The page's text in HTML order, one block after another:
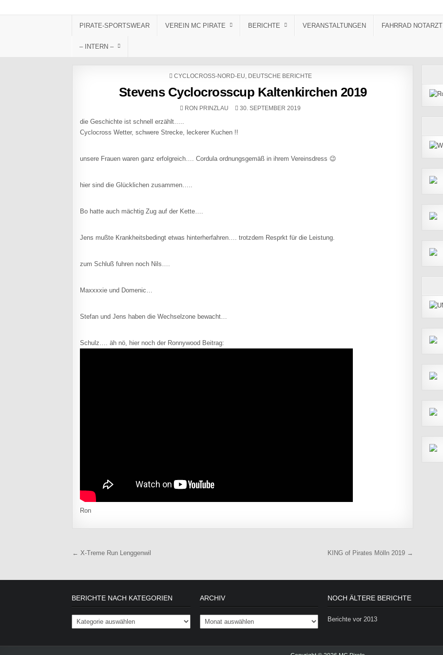
PIRATE-SPORTSWEAR VEREIN MC PIRATE BERICHTE VERANSTALTUNGEN FAHRRAD NOTARZT
– INTERN –
POSTED IN
CYCLOCROSS-NORD-EU, DEUTSCHE BERICHTE
Stevens Cyclocrosscup Kaltenkirchen 2019
AUTHOR:
RON PRINZLAU PUBLISHED DATE:
30. SEPTEMBER 2019
die Geschichte ist schnell erzählt…..
Cyclocross Wetter, schwere Strecke, leckerer Kuchen !!
unsere Frauen waren ganz erfolgreich…. Cordula ordnungsgemäß in ihrem Vereinsdress 😉
hier sind die Glücklichen zusammen…..
Bo hatte auch mächtig Zug auf der Kette….
Jens mußte Krankheitsbedingt etwas hinterherfahren…. trotzdem Resprkt für die Leistung.
zum Schluß fuhren noch Nils….
Maxxxxie und Domenic…
Stefan und Jens haben die Wechselzone bewacht…
Schulz…. äh nö, hier noch der Ronnywood Beitrag:
Ron
Beitragsnavigation
← X-Treme Run Lenggenwil KING of Pirates Mölln 2019 →
BERICHTE NACH KATEGORIEN
Berichte nach Kategorien
ARCHIV
Archiv
NOCH ÄLTERE BERICHTE
Berichte vor 2013